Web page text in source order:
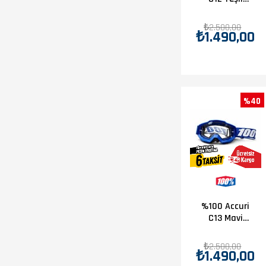
₺1.490,00
₺2.500,00
%100 Accuri
C13 Mavi
₺1.490,00
₺2.500,00
%40